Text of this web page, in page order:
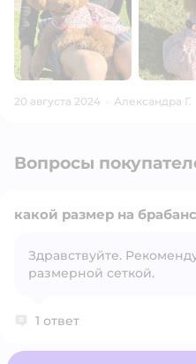
20 августа 2024 · Александра Г.
Вопросы
какой размер на
Здравствуйте.
размерной сеткой.
1 ответ